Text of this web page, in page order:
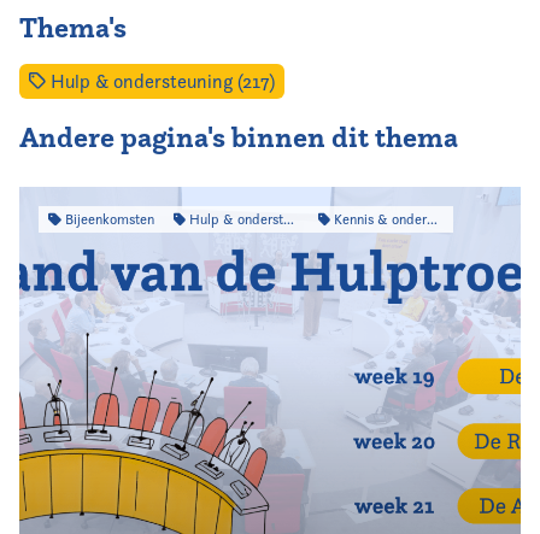
Thema's
Hulp & ondersteuning (217)
Andere pagina's binnen dit thema
Bijeenkomsten Hulp & ondersteuning Kennis & onderzoek